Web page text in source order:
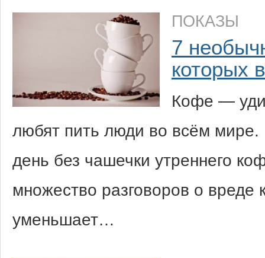
ПОКАЗЫ
7
которых
Кофе —
любят пить люди во всём мире.
день без чашечки утреннего
множество разговоров о
уменьшает…